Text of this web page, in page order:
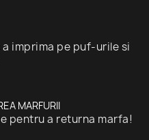
imprima pe puf-urile si
MARFURII
pentru a returna marfa!